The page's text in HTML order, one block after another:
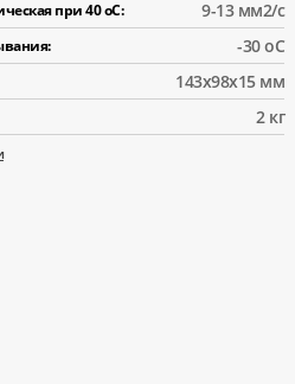
при 40 оС: 9-13 мм2/с
-30 оС
143x98x15 мм
2 кг